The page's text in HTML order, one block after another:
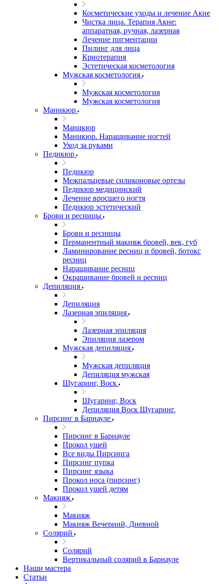
Косметические уходы и лечение Акне
Чистка лица. Терапия Акне:
аппаратная, ручная, лазерная
Лечение пигментации
Пилинг для лица
Криотерапия
Эстетическая косметология
Мужская косметология
Мужская косметология
Мужская косметология
Маникюр
Маникюр
Маникюр. Наращивание ногтей
Уход за руками
Педикюр
Педикюр
Межпальцевые силиконовые ортезы
Педикюр медицинский
Лечение вросшего ногтя
Педикюр эстетический
Брови и ресницы
Брови и ресницы
Перманентный макияж бровей, век, губ
Ламинирование ресниц и бровей, бoтoкс
ресниц
Наращивание ресниц
Окрашивание бровей и ресниц
Депиляция
Депиляция
Лазерная эпиляция
Лазерная эпиляция
Эпиляция лазером
Мужская депиляция
Мужская депиляция
Депиляция мужская
Шугаринг, Воск
Шугаринг, Воск
Депиляция Воск Шугаринг.
Пирсинг в Барнауле
Пирсинг в Барнауле
Прокол ушей
Все виды Пирсинга
Пирсинг пупка
Пирсинг языка
Прокол носа (пирсинг)
Прокол ушей детям
Макияж
Макияж
Макияж Вечерний, Дневной
Солярий
Солярий
Вертикальный солярий в Барнауле
Наши мастера
Статьи